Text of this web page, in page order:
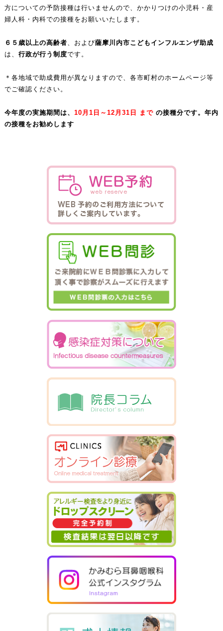
方についての予防接種は行いませんので、かかりつけの小児科・産
婦人科・内科での接種をお願いいたします。
６５歳以上の高齢者、および薩摩川内市こどもインフルエンザ助成
は、 行政が行う制度です。
＊各地域で助成費用が異なりますので、各市町村のホームページ等
でご確認ください。
今年度の実施期間は、 10月1日～12月31日 までの接種分です。年内
の接種をお勧めします